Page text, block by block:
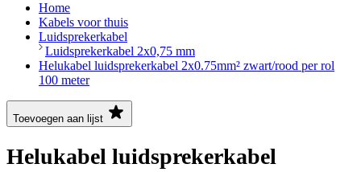
Home
Kabels voor thuis
Luidsprekerkabel
Luidsprekerkabel 2x0,75 mm
Helukabel luidsprekerkabel 2x0.75mm² zwart/rood per rol
100 meter
Toevoegen aan lijst
Helukabel luidsprekerkabel